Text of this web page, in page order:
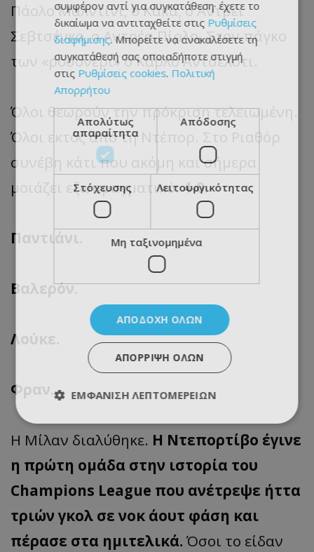
Πάολο Μαλντίνι, ο Κακά, ο Αντρέι
Σεβτσένκο, ο Αντρέα Πίρλο. Στον πάγκο
των «ροσονέρι» ο Κάρλο Αντσελότι.
Όλοι θεωρούν την πρόκριση τελειωμένη.
Όλοι εκτός από τη Ντέπορ. Στο Ριαθόρ
συνέβη κάτι που ακόμη και σήμερα
μοιάζει εξωπραγματικό:4-0.
Παντιάνι.
Βαλερόν.
Λούκε.
Φραν.
Η Μίλαν διαλύθηκε. Η Ντεπορτίβο έγινε
η πρώτη ομάδα στην ιστορία του
Champions League που ανέτρεψε ήττα
τριών γκολ σε νοκ άουτ φάση και
πέρασε στα ημιτελικά. Όσοι το είδαν
συμφέρον αντί για συγκατάθεση· έχετε το
δικαίωμα να αντιταχθείτε στις Ρυθμίσεις
διαφήμισης. Μπορείτε να ανακαλέσετε τη
συγκατάθεσή σας οποιαδήποτε στιγμή
στις Ρυθμίσεις cookies. Πολιτική
Απορρήτου
Απολύτως
απαραίτητα
Απόδοσης
Στόχευσης Λειτουργικότητας
Μη ταξινομημένα
ΑΠΟΔΟΧΉ ΌΛΩΝ
ΑΠΌΡΡΙΨΗ ΌΛΩΝ
ΕΜΦΆΝΙΣΗ ΛΕΠΤΟΜΕΡΕΙΏΝ